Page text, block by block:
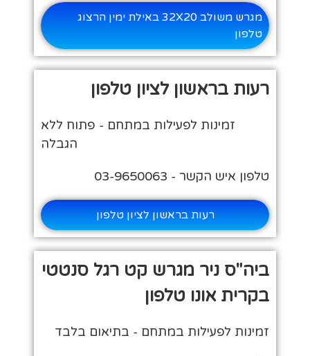
מגרש משולב 32X20 באילת ימין הרצוג
טלפון
רעות בראשון לציון טלפון
זמינות לפעילות במתחם - פתוח ללא
הגבלה
טלפון איש הקשר - 03-9650063
רעות בראשון לציון טלפון
ביה"ס ניר מגרש קט רגל סנטטי
בקרית אונו טלפון
זמינות לפעילות במתחם - בתיאום בלבד